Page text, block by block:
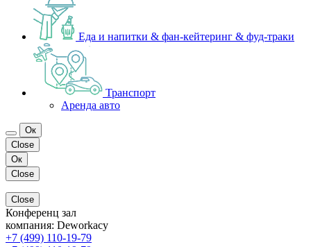
Еда и напитки & фан-кейтеринг & фуд-траки
Транспорт
Аренда авто
Ок
Close
Ок
Close
Close
Конференц зал
компания: Deworkacy
+7 (499) 110-19-79